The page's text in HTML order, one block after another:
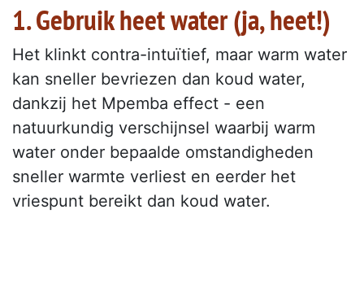
1. Gebruik heet water (ja, heet!)
Het klinkt contra-intuïtief, maar warm water
kan sneller bevriezen dan koud water,
dankzij het Mpemba effect - een
natuurkundig verschijnsel waarbij warm
water onder bepaalde omstandigheden
sneller warmte verliest en eerder het
vriespunt bereikt dan koud water.